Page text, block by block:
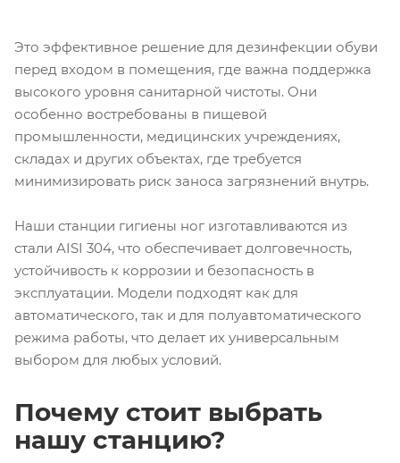
Это эффективное решение для дезинфекции обуви
перед входом в помещения, где важна поддержка
высокого уровня санитарной чистоты. Они
особенно востребованы в пищевой
промышленности, медицинских учреждениях,
складах и других объектах, где требуется
минимизировать риск заноса загрязнений внутрь.
Наши станции гигиены ног изготавливаются из
стали AISI 304, что обеспечивает долговечность,
устойчивость к коррозии и безопасность в
эксплуатации. Модели подходят как для
автоматического, так и для полуавтоматического
режима работы, что делает их универсальным
выбором для любых условий.
Почему стоит выбрать
нашу станцию?